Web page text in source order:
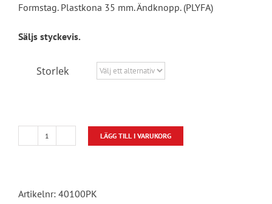
Formstag. Plastkona 35 mm. Ändknopp. (PLYFA)
Säljs styckevis.
Storlek
Formstag
plastkona
LÄGG TILL I VARUKORG
Artikelnr: 40100PK